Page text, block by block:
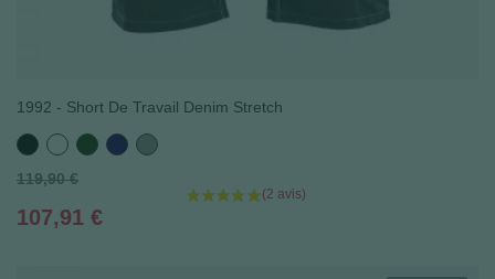
1992 - Short De Travail Denim Stretch
Noir BlancVert BleuGris
Prix
de
119,90 €
Prix
107,91 €